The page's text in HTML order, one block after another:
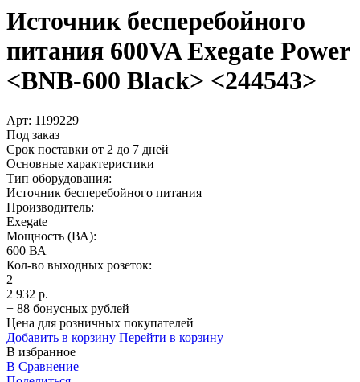
Источник бесперебойного
питания 600VA Exegate Power
<BNB-600 Black> <244543>
Арт: 1199229
Под заказ
Срок поставки от 2 до 7 дней
Основные характеристики
Тип оборудования:
Источник бесперебойного питания
Производитель:
Exegate
Мощность (ВА):
600 ВА
Кол-во выходных розеток:
2
2 932 р.
+ 88 бонусных рублей
Цена для розничных покупателей
Добавить в корзину Перейти в корзину
В избранное
В Сравнение